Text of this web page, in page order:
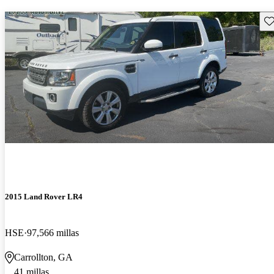
2015 Land Rover LR4
HSE 97,566 millas
Carrollton, GA